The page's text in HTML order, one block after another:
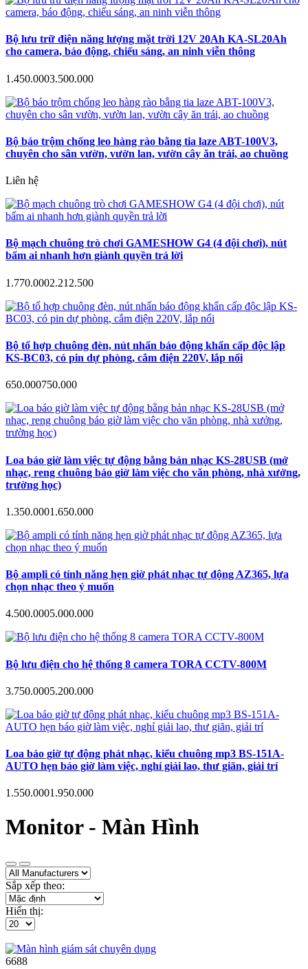
Bộ lưu trữ điện năng lượng mặt trời 12V 20Ah KA-SL20Ah
cho camera, báo động, chiếu sáng, an ninh viễn thông
1.450.0003.500.000
Bộ báo trộm chống leo hàng rào bằng tia laze ABT-100V3,
chuyên cho sân vườn, vườn lan, vườn cây ăn trái, ao chuồng
Liên hệ
Bộ mạch chuông trò chơi GAMESHOW G4 (4 đội chơi), nút
bấm ai nhanh hơn giành quyền trả lời
1.770.0002.212.500
Bộ tổ hợp chuông đèn, nút nhấn báo động khẩn cấp độc lập
KS-BC03, có pin dự phòng, cắm điện 220V, lắp nổi
650.000750.000
Loa báo giờ làm việc tự động bằng bản nhạc KS-28USB (mở
nhạc, reng chuông báo giờ làm việc cho văn phòng, nhà xưởng,
trường học)
1.350.0001.650.000
Bộ ampli có tính năng hẹn giờ phát nhạc tự động AZ365, lựa
chọn nhạc theo ý muốn
4.500.0005.000.000
Bộ lưu điện cho hệ thống 8 camera TORA CCTV-800M
3.750.0005.200.000
Loa báo giờ tự động phát nhạc, kiểu chuông mp3 BS-151A-
AUTO hẹn báo giờ làm việc, nghỉ giải lao, thư giãn, giải trí
1.550.0001.950.000
Monitor - Màn Hình
Sắp xếp theo:
Hiển thị:
6688